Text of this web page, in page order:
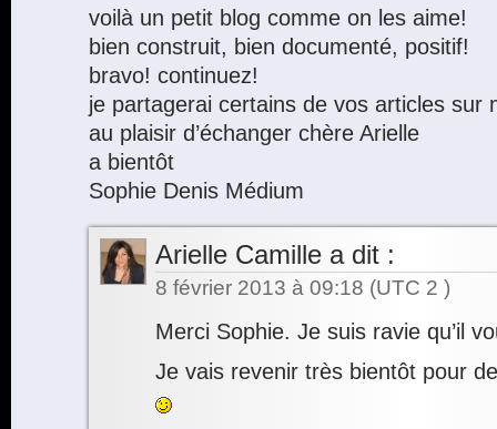
voilà un petit blog comme on les aime!
bien construit, bien documenté, positif!
bravo! continuez!
je partagerai certains de vos articles sur
au plaisir d’échanger chère Arielle
a bientôt
Sophie Denis Médium
Arielle Camille a dit :
8 février 2013 à 09:18 (UTC 2 )
Merci Sophie. Je suis ravie qu’il
Je vais revenir très bientôt pour